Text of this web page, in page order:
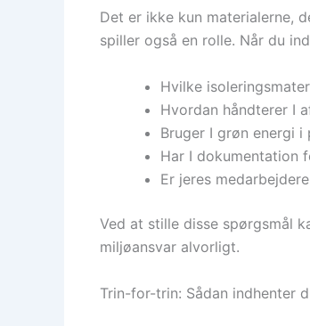
Det er ikke kun materialerne,
spiller også en rolle. Når du
Hvilke
Hvordan håndterer I
Bruger I grøn energi
Har I dokumentation
Er jeres
Ved at stille disse spørgsmål
miljøansvar alvorligt.
Trin-for-trin: Sådan indhenter